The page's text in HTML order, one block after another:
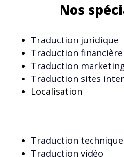
Nos
Traduction juridique
Traduction financière
Traduction marketing
Traduction sites
Localisation
Traduction technique
Traduction vidéo